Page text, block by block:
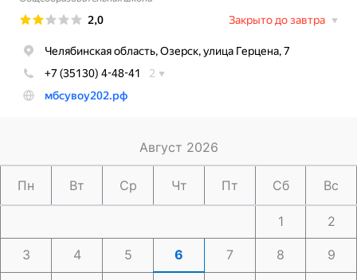
Август 2026
Пн Вт Ср Чт Пт Сб Вс
1 2
3 4 5 6 7 8 9